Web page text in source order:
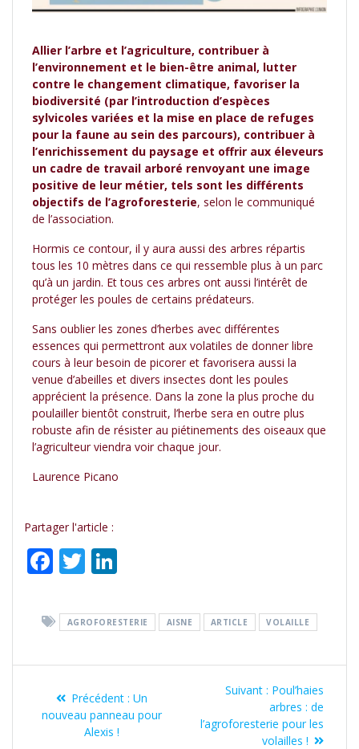
Allier l’arbre et l’agriculture, contribuer à
l’environnement et le bien-être animal, lutter
contre le changement climatique, favoriser la
biodiversité (par l’introduction d’espèces
sylvicoles variées et la mise en place de refuges
pour la faune au sein des parcours), contribuer à
l’enrichissement du paysage et offrir aux éleveurs
un cadre de travail arboré renvoyant une image
positive de leur métier, tels sont les différents
objectifs de l’agroforesterie, selon le communiqué
de l’association.
Hormis ce contour, il y aura aussi des arbres répartis
tous les 10 mètres dans ce qui ressemble plus à un parc
qu’à un jardin. Et tous ces arbres ont aussi l’intérêt de
protéger les poules de certains prédateurs.
Sans oublier les zones d’herbes avec différentes
essences qui permettront aux volatiles de donner libre
cours à leur besoin de picorer et favorisera aussi la
venue d’abeilles et divers insectes dont les poules
apprécient la présence. Dans la zone la plus proche du
poulailler bientôt construit, l’herbe sera en outre plus
robuste afin de résister au piétinements des oiseaux que
l’agriculteur viendra voir chaque jour.
Laurence Picano
Partager l'article :
F
e
b
o
o
k
T
itt
er
k
e
dI
n
AGROFORESTERIE AISNE ARTICLE VOLAILLE
Précédent : Un
nouveau panneau pour
Alexis !
Suivant : Poul’haies
arbres : de
l’agroforesterie pour les
volailles !